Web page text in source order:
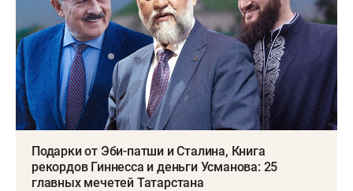
Подарки от Эби-патши и Сталина, Книга
рекордов Гиннесса и деньги Усманова: 25
главных мечетей Татарстана